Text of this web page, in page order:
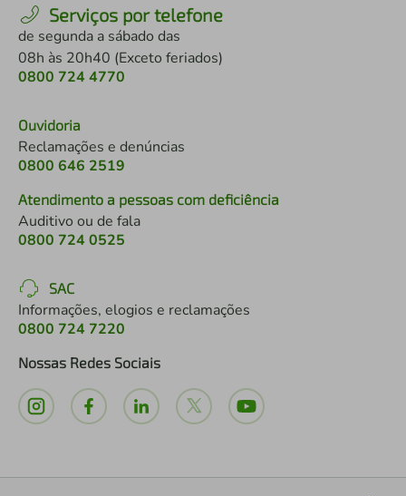
Serviços por telefone
de segunda a sábado das
08h às 20h40 (Exceto feriados)
0800 724 4770
Ouvidoria
Reclamações e denúncias
0800 646 2519
Atendimento a pessoas com deficiência
Auditivo ou de fala
0800 724 0525
SAC
Informações, elogios e reclamações
0800 724 7220
Nossas Redes Sociais